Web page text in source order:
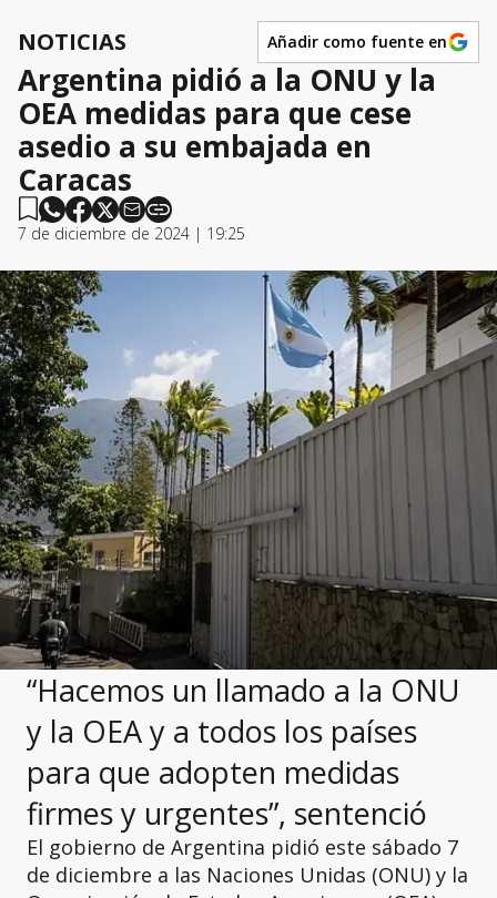
NOTICIAS Añadir como fuente en
Argentina pidió a la ONU y la
OEA medidas para que cese
asedio a su embajada en
Caracas
7 de diciembre de 2024 | 19:25
“Hacemos un llamado a la ONU
y la OEA y a todos los países
para que adopten medidas
firmes y urgentes”, sentenció
El gobierno de Argentina pidió este sábado 7
de diciembre a las Naciones Unidas (ONU) y la